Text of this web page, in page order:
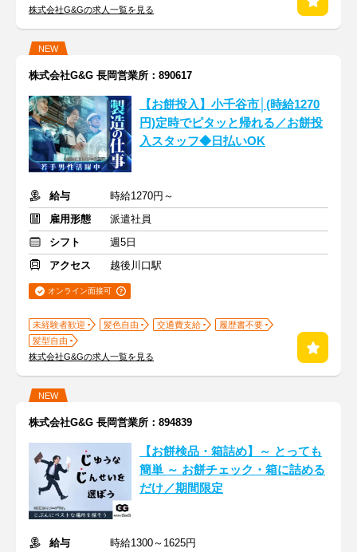
株式会社G&Gの求人一覧を見る
NEW
株式会社G&G 長岡営業所：890617
【お餅投入】小千谷市│(時給1270
円)定時でピタッと帰れる／お餅投
入スタッフ◆日払いOK
給与
時給1270円～
雇用形態
派遣社員
シフト
週5日
アクセス
越後川口駅
オンライン面接可
未経験者歓迎 髪色自由 交通費支給
履歴書不要
髪型自由
株式会社G&Gの求人一覧を見る
NEW
株式会社G&G 長岡営業所：894839
【お餅検品・箱詰め】～ とっても
簡単 ～ お餅チェック・箱に詰める
だけ／期間限定
給与
時給1300～1625円